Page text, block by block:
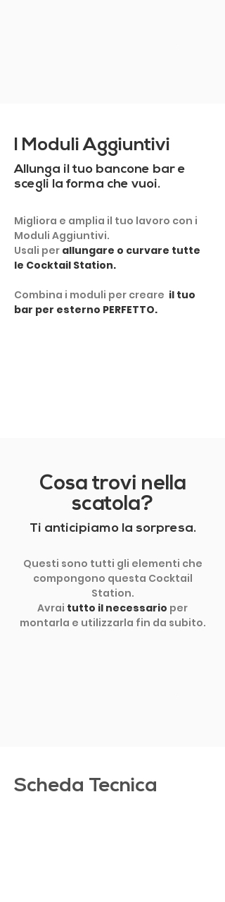
I Moduli Aggiuntivi
Allunga il tuo bancone bar e
scegli la forma che vuoi.
Migliora e amplia il tuo lavoro con i
Moduli Aggiuntivi.
Usali per allungare o curvare tutte
le Cocktail Station.
​Combina i moduli per creare il tuo
bar per esterno PERFETTO.
Cosa trovi nella
scatola?
Ti anticipiamo la sorpresa.
Questi sono tutti gli elementi che
compongono questa Cocktail
Station.
Avrai tutto il necessario per
montarla e utilizzarla fin da subito.
Scheda Tecnica